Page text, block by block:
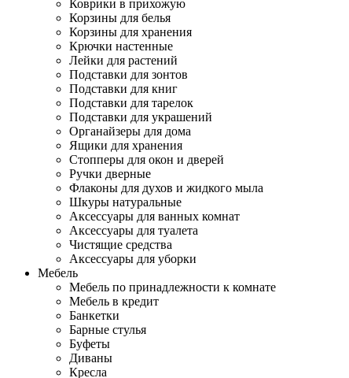
Коврики в прихожую
Корзины для белья
Корзины для хранения
Крючки настенные
Лейки для растений
Подставки для зонтов
Подставки для книг
Подставки для тарелок
Подставки для украшений
Органайзеры для дома
Ящики для хранения
Стопперы для окон и дверей
Ручки дверные
Флаконы для духов и жидкого мыла
Шкуры натуральные
Аксессуары для ванных комнат
Аксессуары для туалета
Чистящие средства
Аксессуары для уборки
Мебель
Мебель по принадлежности к комнате
Мебель в кредит
Банкетки
Барные стулья
Буфеты
Диваны
Кресла